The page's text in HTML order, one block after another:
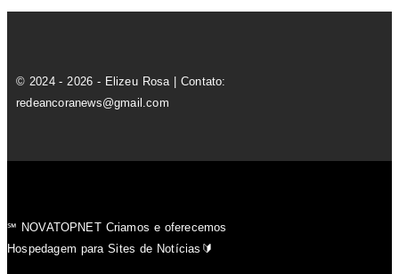
© 2024 - 2026 - Elizeu Rosa | Contato:
redeancoranews@gmail.com
℠ NOVATOPNET Criamos e oferecemos
Hospedagem para Sites de Notícias🔰